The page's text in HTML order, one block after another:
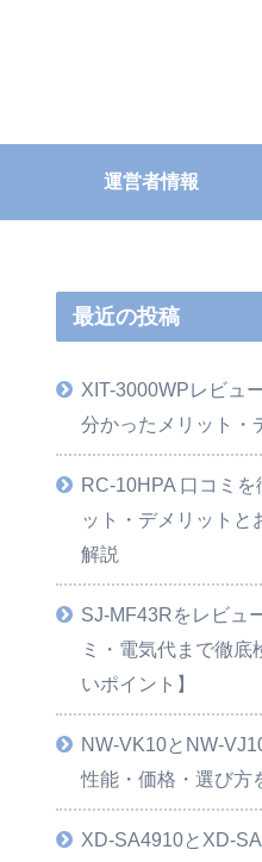
運営者情報
最近の投稿
XIT-3000WPレビュ
分かったメリット・
RC-10HPA 口コミ
ット・デメリットと
解説
SJ-MF43Rをレビュ
ミ・電気代まで徹底
いポイント】
NW-VK10とNW-
性能・価格・選び方
XD-SA4910とXD-